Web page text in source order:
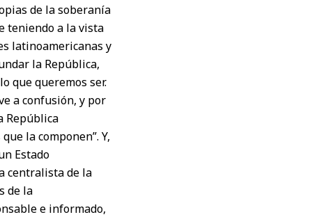
de la soberanía
teniendo a la vista
latinoamericanas y
la República,
que queremos ser.
a confusión, y por
República
la componen”. Y,
Estado
centralista de la
de la
e informado,